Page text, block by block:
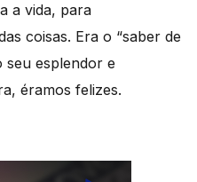
a vida, para
coisas. Era o “saber de
seu esplendor e
éramos felizes.